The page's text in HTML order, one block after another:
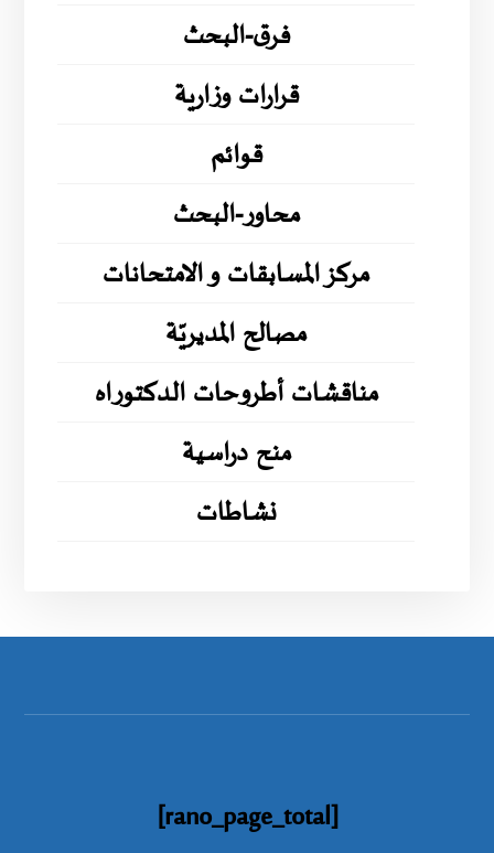
فرق-البحث
قرارات وزارية
قوائم
محاور-البحث
مركز المسابقات و الامتحانات
مصالح المديريّة
مناقشات أطروحات الدكتوراه
منح دراسية
نشاطات
[rano_page_total]